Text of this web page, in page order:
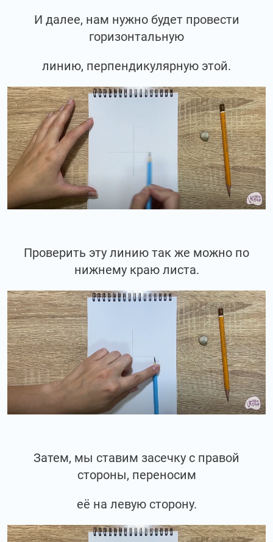
И далее, нам нужно будет провести
горизонтальную
линию, перпендикулярную этой.
Проверить эту линию так же можно по
нижнему краю листа.
Затем, мы ставим засечку с правой
стороны, переносим
её на левую сторону.